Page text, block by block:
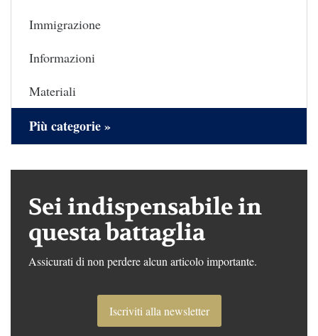
Immigrazione
Informazioni
Materiali
Più categorie »
Sei indispensabile in
questa battaglia
Assicurati di non perdere alcun articolo importante.
Iscriviti alla newsletter